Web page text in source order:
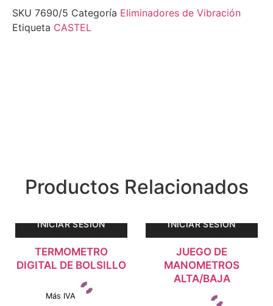
SKU 7690/5 Categoría Eliminadores de Vibración
Etiqueta CASTEL
Productos Relacionados
INICIAR SESIÓN
TERMOMETRO
DIGITAL DE BOLSILLO
Más IVA
INICIAR SESIÓN
JUEGO DE
MANOMETROS
ALTA/BAJA